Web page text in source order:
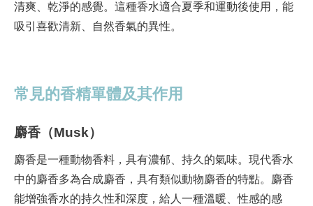
清爽、乾淨的感覺。這種香水適合夏季和運動後使用，能
吸引喜歡清新、自然香氣的異性。
常見的香精單體及其作用
麝香（Musk）
麝香是一種動物香料，具有濃郁、持久的氣味。現代香水
中的麝香多為合成麝香，具有類似動物麝香的特點。麝香
能增強香水的持久性和深度，給人一種溫暖、性感的感